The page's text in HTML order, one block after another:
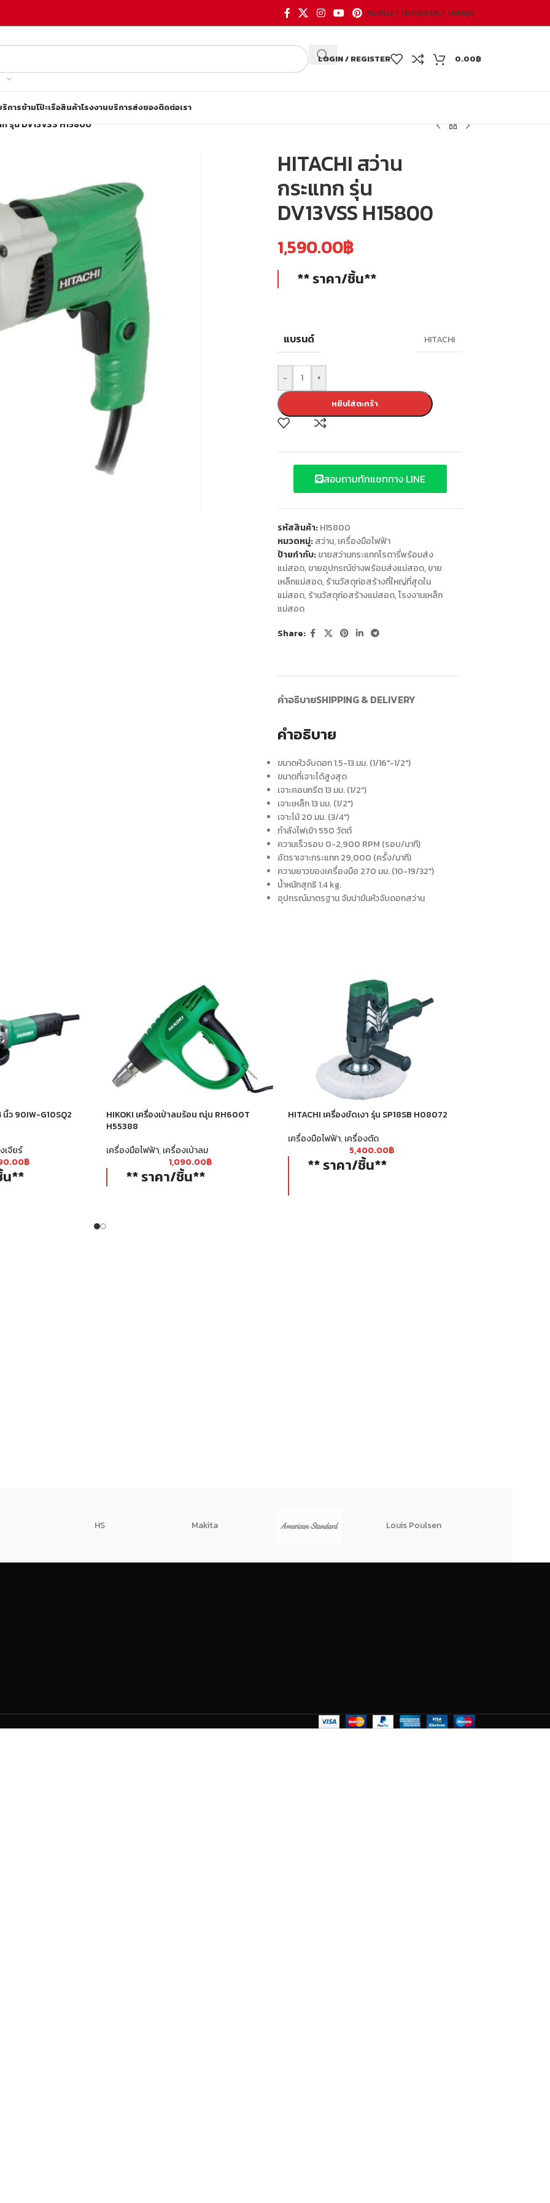
NEWSLETTERCONTACT USFAQS
LOGIN / REGISTER 0.00฿
ริการข้ามโป๊ะเรือสินค้าโรงงานบริการส่งของติดต่อเรา
รุ่น DV13VSS H15800
HITACHI สว่าน
กระแทก รุ่น
DV13VSS H15800
1,590.00฿
** ราคา/ชิ้น**
แบรนด์ HITACHI
- +
หยิบใส่ตะกร้า
สอบถามทักแชททาง LINE
รหัสสินค้า:H15800
หมวดหมู่: สว่าน, เครื่องมือไฟฟ้า
ป้ายกำกับ: ขายสว่านกระแทกโรตารี่พร้อมส่ง
แม่สอด, ขายอุปกรณ์ช่างพร้อมส่งแม่สอด, ขาย
เหล็กแม่สอด, ร้านวัสดุก่อสร้างที่ใหญ่ที่สุดใน
แม่สอด, ร้านวัสดุก่อสร้างแม่สอด,โรงงานเหล็ก
แม่สอด
Share:
คำอธิบายSHIPPING & DELIVERY
คำอธิบาย
ขนาดหัวจับดอก 1.5-13 มม. (1/16″-1/2″)
ขนาดที่เจาะได้สูงสุด
เจาะคอนกรีต 13 มม. (1/2″)
เจาะเหล็ก 13 มม. (1/2″)
เจาะไม้ 20 มม. (3/4″)
กำลังไฟเข้า 550 วัตต์
ความเร็วรอบ 0-2,900 RPM (รอบ/นาที)
อัตราเจาะกระแทก 29,000 (ครั้ง/นาที)
ความยาวของเครื่องมือ 270 มม. (10-19/32″)
น้ำหนักสุทธิ 1.4 kg.
อุปกรณ์มาตรฐาน จัมปาขันหัวจับดอกสว่าน
นิ้ว 90IW-G10SQ2
เจียร์
฿
น**
HIKOKI เครื่องเป่าลมร้อน ณุ่น RH600T
H55388
เครื่องมือไฟฟ้า,เครื่องเป่าลม
1,090.00฿
** ราคา/ชิ้น**
HITACHI เครื่องขัดเงา รุ่น SP18SB H08072
เครื่องมือไฟฟ้า, เครื่องตัด
5,400.00฿
** ราคา/ชิ้น**
HS Makita Louis Poulsen